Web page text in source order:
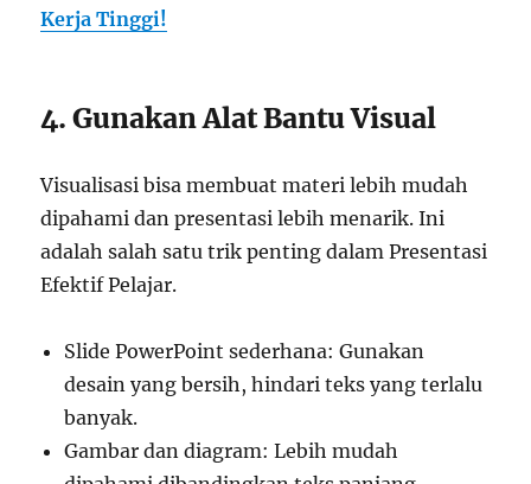
Kerja Tinggi!
4. Gunakan Alat Bantu Visual
Visualisasi bisa membuat materi lebih mudah
dipahami dan presentasi lebih menarik. Ini
adalah salah satu trik penting dalam Presentasi
Efektif Pelajar.
Slide PowerPoint sederhana: Gunakan
desain yang bersih, hindari teks yang terlalu
banyak.
Gambar dan diagram: Lebih mudah